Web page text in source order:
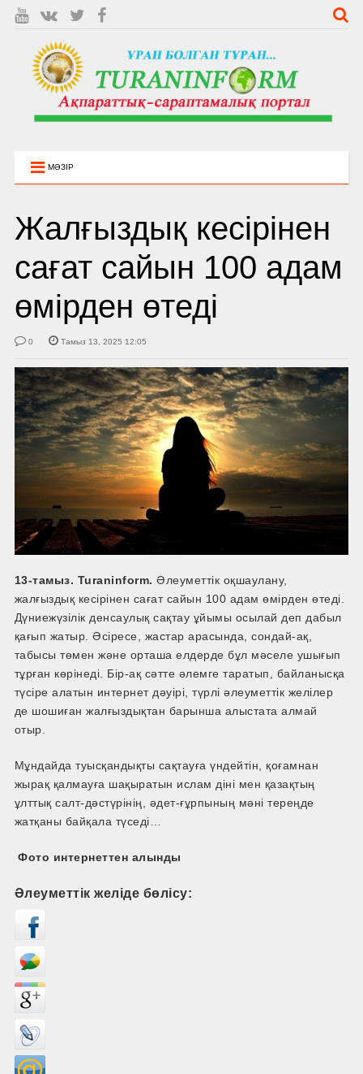
МӘЗІР
Жалғыздық кесірінен
сағат сайын 100 адам
өмірден өтеді
0 Тамыз 13, 2025 12:05
13-тамыз. Turaninform. Әлеуметтік оқшаулану,
жалғыздық кесірінен сағат сайын 100 адам өмірден өтеді.
Дүниежүзілік денсаулық сақтау ұйымы осылай деп дабыл
қағып жатыр. Әсіресе, жастар арасында, сондай-ақ,
табысы төмен және орташа елдерде бұл мәселе ушығып
тұрған көрінеді. Бір-ақ сәтте әлемге таратып, байланысқа
түсіре алатын интернет дәуірі, түрлі әлеуметтік желілер
де шошиған жалғыздықтан барынша алыстата алмай
отыр.
Мұндайда туысқандықты сақтауға үндейтін, қоғамнан
жырақ қалмауға шақыратын ислам діні мен қазақтың
ұлттық салт-дәстүрінің, әдет-ғұрпының мәні тереңде
жатқаны байқала түседі…
Фото интернеттен алынды
Әлеуметтік желіде бөлісу: